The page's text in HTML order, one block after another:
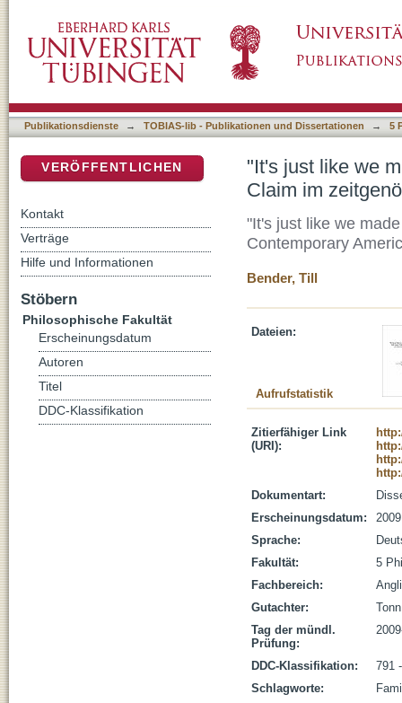
amerikanischen Film und Fernsehen
Publikationsdienste → TOBIAS-lib - Publikationen und Dissertationen → 5
"It's just like we
Claim im
"It's just like we
Contemporary
Bender, Till
Dateien:
Aufrufstatistik
Zitierfähiger Link
(URI):
Dokumentart:
Erscheinungsdatum:
2009
Sprache:
Fakultät:
5
Fachbereich:
Gutachter:
Tag der mündl.
Prüfung:
DDC-Klassifikation:
791
Schlagworte:
VERÖFFENTLICHEN
Kontakt
Verträge
Hilfe und Informationen
Stöbern
Philosophische Fakultät
Erscheinungsdatum
Autoren
Titel
DDC-Klassifikation